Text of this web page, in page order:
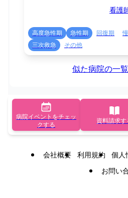
看護
高度急性期 急性期 回復期
三次救急
その他
似た病院の一
病院イベントをチェッ
クする
資料請求す
会社概要 利用規約 個人
お問い